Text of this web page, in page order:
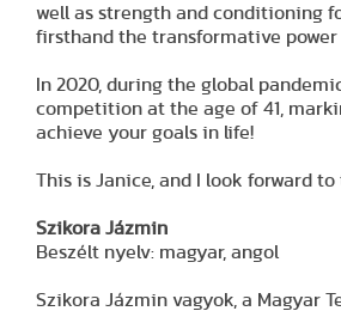
well as strength and conditioning
firsthand the transformative power
In 2020, during the global
competition at the age of 41,
achieve your goals in life!
This is Janice, and I look forward
Szikora Jázmin
Beszélt nyelv: magyar, angol
Szikora Jázmin vagyok, a Magyar